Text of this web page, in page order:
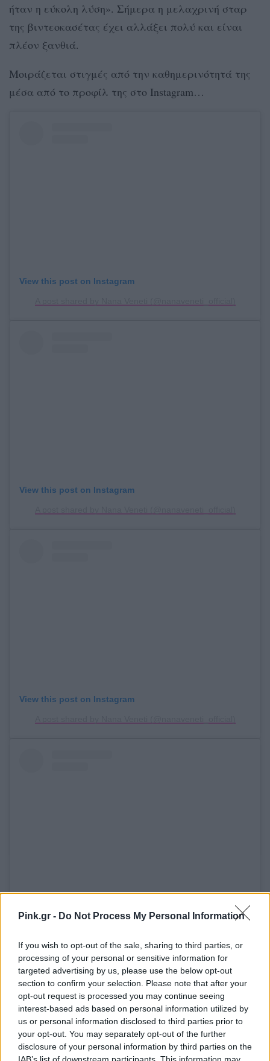
Pink.gr - Do Not Process My Personal Information
If you wish to opt-out of the sale, sharing to third parties, or
processing of your personal or sensitive information for
targeted advertising by us, please use the below opt-out
section to confirm your selection. Please note that after your
opt-out request is processed you may continue seeing
interest-based ads based on personal information utilized by
us or personal information disclosed to third parties prior to
your opt-out. You may separately opt-out of the further
disclosure of your personal information by third parties on the
IAB’s list of downstream participants. This information may
ήταν η εύκολη λύση». Σήμερα η μελαχρινή σταρ
της βιντεοκασέτας έχει αλλάξει πολύ και είναι
πλέον ξανθιά.
Μοιράζεται στιγμές από την καθημερινότητά της
μέσα από το προφίλ της στο Instagram…
View this post on Instagram
View this post on Instagram
View this post on Instagram
[ΠΗΓΗ]
ΔΙΑΦΗΜΙΣΗ